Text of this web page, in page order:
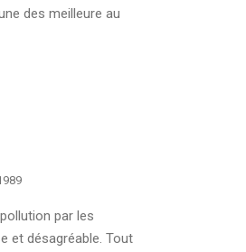
des meilleure au
par les
et désagréable. Tout